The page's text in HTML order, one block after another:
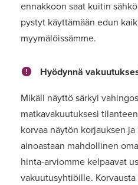
ennakkoon saat kuitin
pystyt käyttämään edun
myymälöissämme.
Hyödynnä
Mikäli näyttö särkyi
matkavakuutuksesi
korvaa näytön korjauksen
ainoastaan mahdollinen
hinta-arviomme kelpaavat
vakuutusyhtiöille.